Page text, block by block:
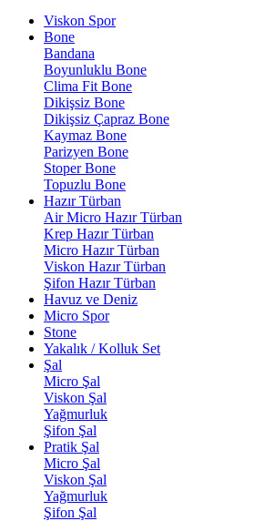
Viskon Spor
Bone
Bandana
Boyunluklu Bone
Clima Fit Bone
Dikişsiz Bone
Dikişsiz Çapraz Bone
Kaymaz Bone
Parizyen Bone
Stoper Bone
Topuzlu Bone
Hazır Türban
Air Micro Hazır Türban
Krep Hazır Türban
Micro Hazır Türban
Viskon Hazır Türban
Şifon Hazır Türban
Havuz ve Deniz
Micro Spor
Stone
Yakalık / Kolluk Set
Şal
Micro Şal
Viskon Şal
Yağmurluk
Şifon Şal
Pratik Şal
Micro Şal
Viskon Şal
Yağmurluk
Şifon Şal